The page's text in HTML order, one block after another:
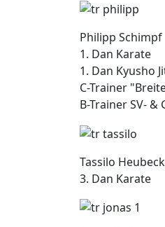
Philipp Schimpf
1. Dan Karate
1. Dan Kyusho
C-Trainer
B-Trainer SV-
Tassilo Heubeck
3. Dan Karate